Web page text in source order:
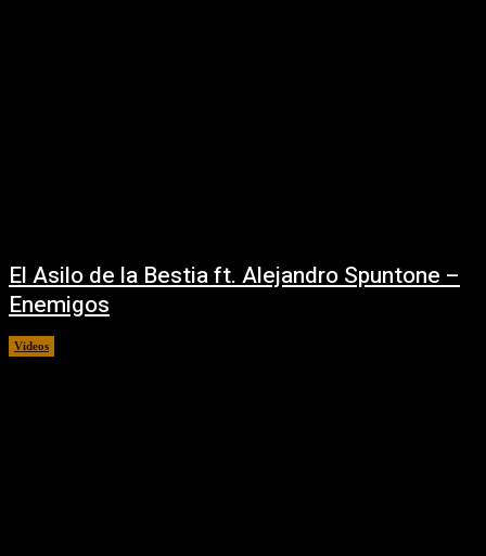
El Asilo de la Bestia ft. Alejandro Spuntone –
Enemigos
Videos